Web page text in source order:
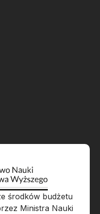
środków budżetu
Ministra Nauki